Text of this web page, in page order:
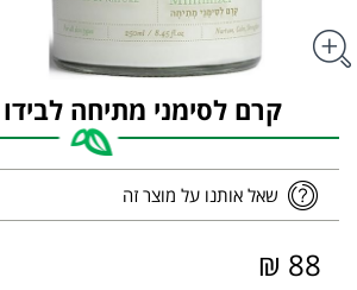
קרם לסימני מתיחה לבידו LAVIDO
שאל אותנו על מוצר זה
88 ₪